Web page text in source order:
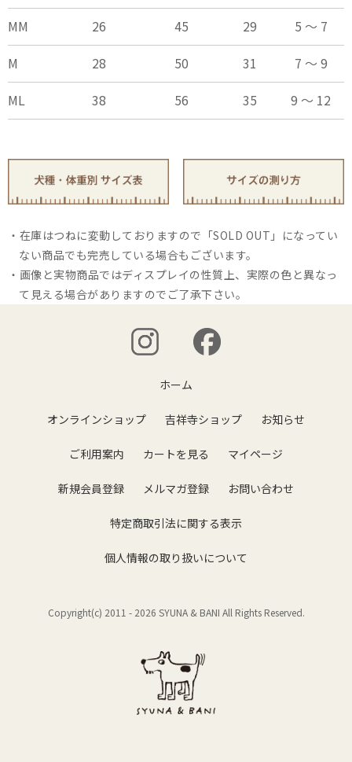
MM
26 45 29
5 ～ 7
M
28 50 31
7 ～ 9
ML
38 56 35 9 ～ 12
在庫はつねに変動しておりますので「SOLD OUT」になってい
ない商品でも完売している場合もございます。
画像と実物商品ではディスプレイの性質上、実際の色と異なっ
て見える場合がありますのでご了承下さい。
ホーム
オンラインショップ 吉祥寺ショップ お知らせ
ご利用案内 カートを見る マイページ
新規会員登録 メルマガ登録 お問い合わせ
特定商取引法に関する表示
個人情報の取り扱いについて
Copyright(c) 2011 - 2026 SYUNA & BANI All Rights Reserved.